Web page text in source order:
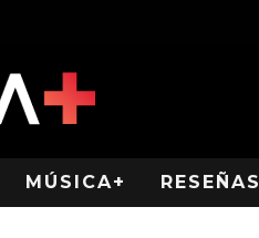
MÚSICA+ RESEÑAS